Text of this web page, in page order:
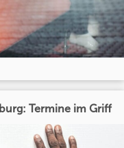
Termine im Griff